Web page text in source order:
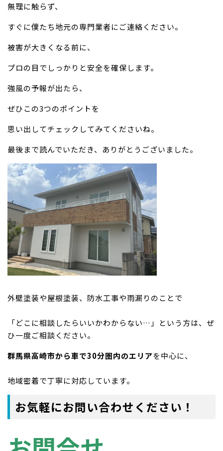
無理に触らず、
すぐに僕たち地元の専門業者にご連絡ください。
被害が大きくなる前に、
プロの目でしっかりと安全を確保します。
強風の予報が出たら、
ぜひこの3つのポイントを
思い出してチェックしてみてくださいね。
最後まで読んでいただき、ありがとうございました。
外壁塗装や屋根塗装、防水工事や雨漏りのことで
「どこに相談したらいいかわからない…」という方は、ぜ
ひ一度ご相談ください。
群馬県高崎市から車で30分圏内のエリアを中心に、
地域密着で丁寧に対応しています。
お気軽にお問い合わせください！